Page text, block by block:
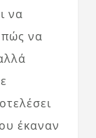
να
πώς να
έκαναν